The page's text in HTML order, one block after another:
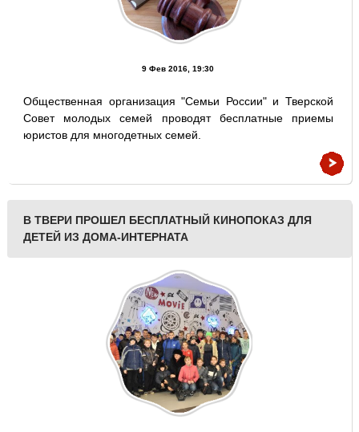
9 Фев 2016, 19:30
Общественная организация "Семьи России" и Тверской
Совет молодых семей проводят бесплатные приемы
юристов для многодетных семей.
В ТВЕРИ ПРОШЕЛ БЕСПЛАТНЫЙ КИНОПОКАЗ ДЛЯ
ДЕТЕЙ ИЗ ДОМА-ИНТЕРНАТА